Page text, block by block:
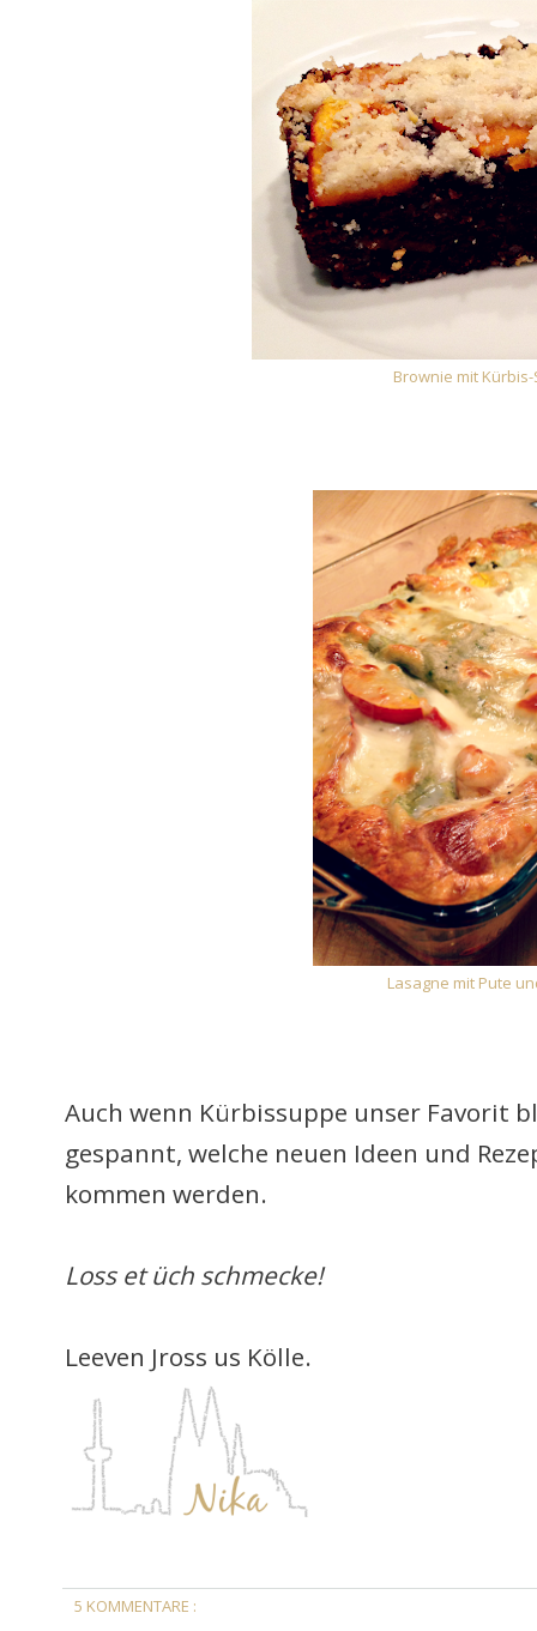
Brownie mit
Lasagne mit Pute
Auch wenn Kürbissuppe unser Favorit
gespannt, welche neuen Ideen und
kommen werden.
Loss et üch schmecke!
Leeven Jross us Kölle.
5 KOMMENTARE :